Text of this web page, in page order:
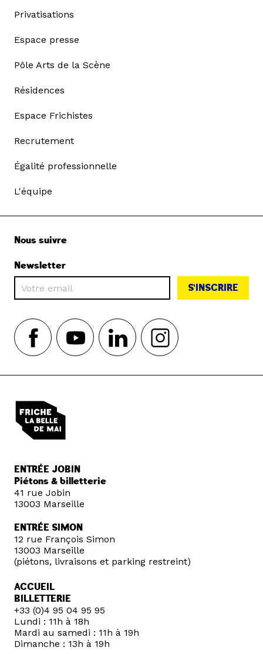
Privatisations
Espace presse
Pôle Arts de la Scène
Résidences
Espace Frichistes
Recrutement
Égalité professionnelle
L'équipe
Nous suivre
Newsletter
S'INSCRIRE
ENTRÉE JOBIN
Piétons & billetterie
41 rue Jobin
13003 Marseille
ENTRÉE SIMON
12 rue François Simon
13003 Marseille
(piétons, livraisons et parking restreint)
ACCUEIL
BILLETTERIE
+33 (0)4 95 04 95 95
Lundi : 11h à 18h
Mardi au samedi : 11h à 19h
Dimanche : 13h à 19h